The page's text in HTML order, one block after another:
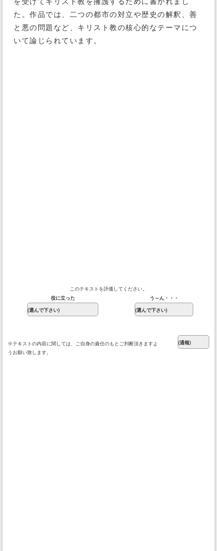
た。作品では、二つの都市の対立や歴史の解釈、善
と悪の問題など、キリスト教の核心的なテーマにつ
いて論じられています。
このテキストを評価してください。
役に立った
う～ん・・・
※テキストの内容に関しては、ご自身の責任のもとご判断頂きますよ
うお願い致します。